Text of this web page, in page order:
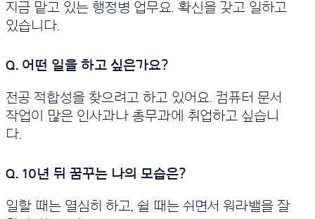
지금 맡고 있는 행정병 업무요. 확신을 갖고 일하고
있습니다.
전공 적합성을 찾으려고 하고 있어요. 컴퓨터 문서
작업이 많은 인사과나 총무과에 취업하고 싶습니
다.
일할 때는 열심히 하고, 쉴 때는 쉬면서 워라밸을 잘